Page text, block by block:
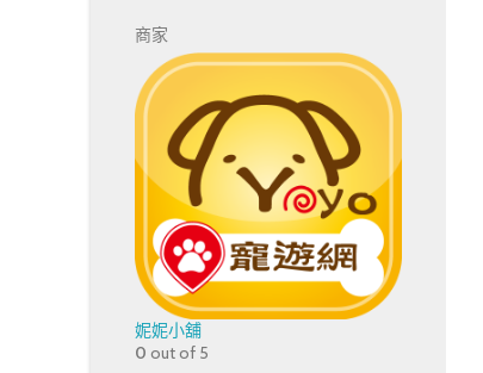
商家
妮妮小舖
0 out of 5